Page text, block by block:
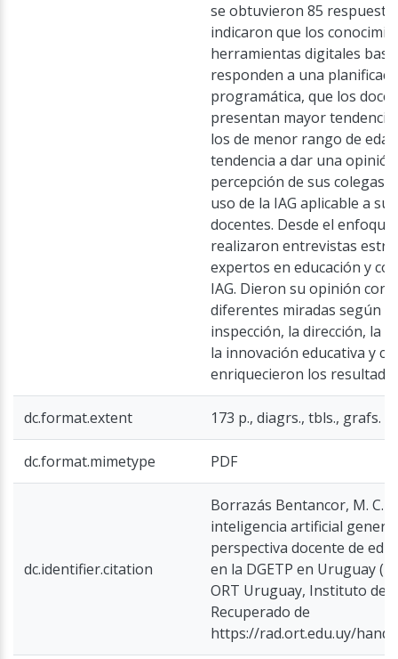
se obtuvieron 85
indicaron que los
herramientas digitales
responden a una
programática, que los
presentan mayor tendencia
los de menor rango de
tendencia a dar una
percepción de sus colegas
uso de la IAG aplicable a
docentes. Desde el
realizaron entrevistas
expertos en educación y
IAG. Dieron su opinión con
diferentes miradas según
inspección, la dirección, la
la innovación educativa y
enriquecieron los
dc.format.extent 173 p., diagrs., tbls., grafs.
dc.format.mimetype PDF
dc.identifier.citation
Borrazás Bentancor, M. C.
inteligencia artificial
perspectiva docente de
en la DGETP en Uruguay
ORT Uruguay, Instituto de
Recuperado de
https://rad.ort.edu.uy/